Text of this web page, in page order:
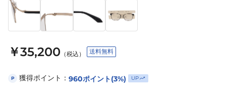
￥35,200 （税込） 送料無料
P 獲得ポイント： 960ポイント(3%) UP